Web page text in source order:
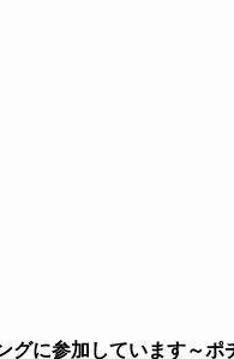
グに参加しています～ポ